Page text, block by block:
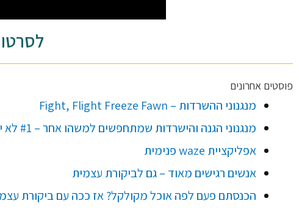
פוסטים אחרונים
מנגנוני ההשרדות – Fight, Flight Freeze Fawn
מנגנוני הגנה והישרדות שמתחפשים למשהו אחר – #1 לא יודעת מה אני רוצה, ערפל
אפליקציית waze פנימית
אנשים רגישים מאוד – גם לביקורת עצמית
הכנסתם פעם לפה אוכל מקולקל? אז ככה עם ביקורת